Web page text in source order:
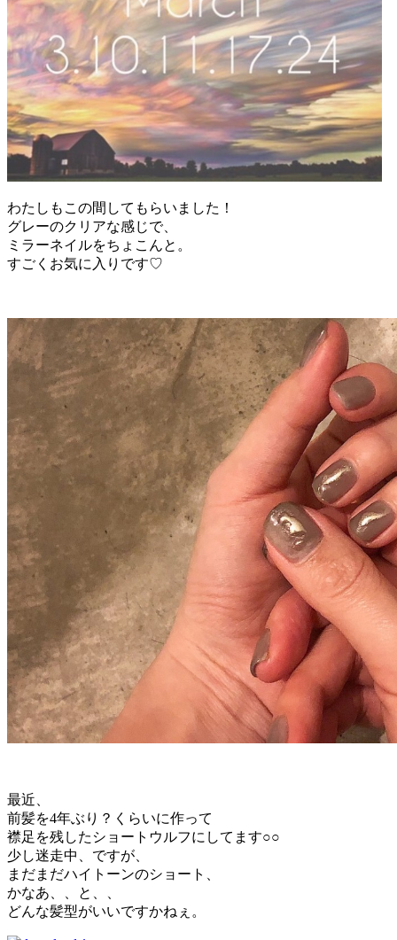
わたしもこの間してもらいました！
グレーのクリアな感じで、
ミラーネイルをちょこんと。
すごくお気に入りです♡
最近、
前髪を4年ぶり？くらいに作って
襟足を残したショートウルフにしてます○○
少し迷走中、ですが、
まだまだハイトーンのショート、
かなあ、、と、、
どんな髪型がいいですかねぇ。